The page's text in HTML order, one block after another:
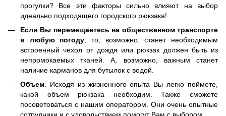
прогулки? Все эти факторы сильно влияют на выбор
идеально подходящего городского рюкзака!
Если Вы перемещаетесь на общественном транспорте
в любую погоду , то, возможно, станет необходимым
встроенный чехол от дождя или рюкзак должен быть из
непромокаемых тканей. А, возможно, важным станет
наличие карманов для бутылок с водой.
Объем. Исходя из жизненного опыта Вы легко поймете,
какой объем рюкзака необходим. Также сможете
посоветоваться с нашим оператором. Они очень опытные